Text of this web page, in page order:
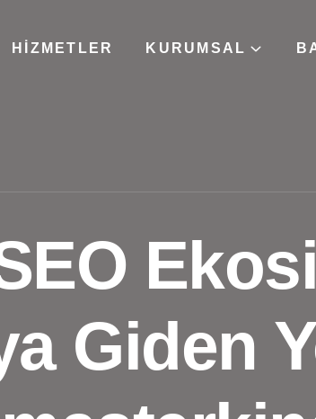
HIZMETLER KURUMSAL
Giden